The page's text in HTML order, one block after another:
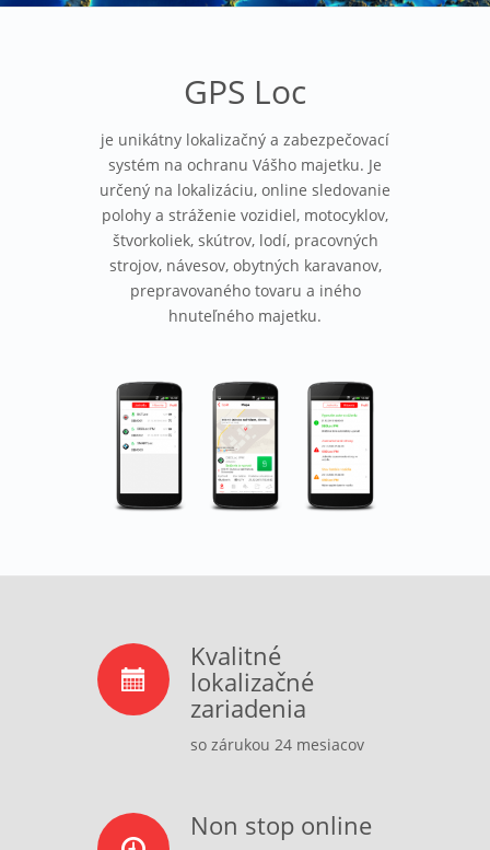
GPS Loc
je unikátny lokalizačný a zabezpečovací
systém na ochranu Vášho majetku. Je
určený na lokalizáciu, online sledovanie
polohy a stráženie vozidiel, motocyklov,
štvorkoliek, skútrov, lodí, pracovných
strojov, návesov, obytných karavanov,
prepravovaného tovaru a iného
hnuteľného majetku.
Kvalitné
lokalizačné
zariadenia
so zárukou 24 mesiacov
Non stop online